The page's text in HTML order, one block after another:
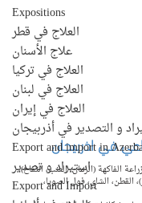
Expositions
العلاج في قطر
علاج الأسنان
العلاج في تركيا
العلاج في لبنان
العلاج في إيران
و التصدير في أذربيجان
Export and import in
استيراد و تصدير
Export and Import
في اذربيجان
الفاكهة (الرمان، العنب، التفاح)،
القطن، الشاي، فول الصويا،